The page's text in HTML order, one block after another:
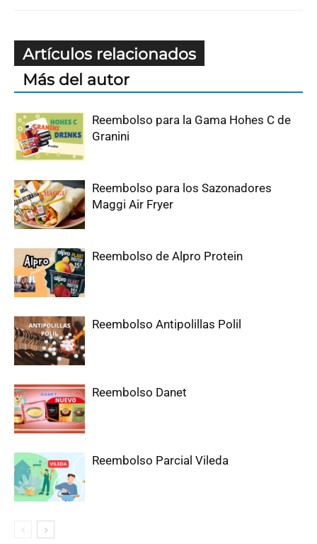
Artículos relacionados
Más del autor
Reembolso para la Gama Hohes C de
Granini
Reembolso para los Sazonadores
Maggi Air Fryer
Reembolso de Alpro Protein
Reembolso Antipolillas Polil
Reembolso Danet
Reembolso Parcial Vileda